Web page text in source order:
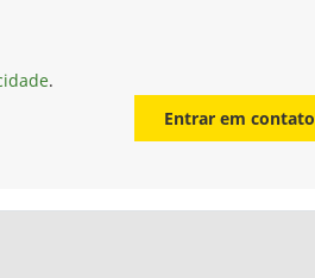
.
Entrar em contato